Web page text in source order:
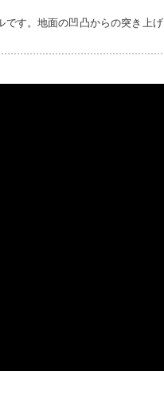
です。地面の凹凸からの突き上げ